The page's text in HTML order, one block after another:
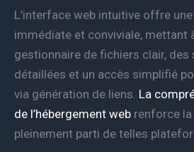
L’interface web intuitive offre
immédiate et conviviale, mettant
gestionnaire de fichiers clair,
détaillées et un accès simplifié
via génération de liens. La
de l’hébergement web renforce
pleinement parti de telles